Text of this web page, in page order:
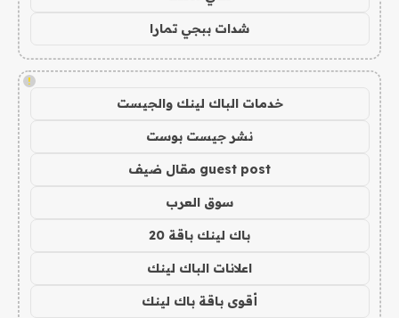
شدات ببجي تمارا
!
خدمات الباك لينك والجيست
نشر جيست بوست
guest post مقال ضيف
سوق العرب
باك لينك باقة 20
اعلانات الباك لينك
أقوى باقة باك لينك